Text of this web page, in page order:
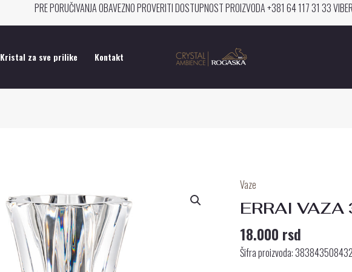
PRE PORUČIVANJA OBAVEZNO PROVERITI DOSTUPNOST PROIZVODA +381 64 117 31 33
Kristal za sve prilike Kontakt
Vaze
ERRAI VAZA
18.000 rsd
Šifra proizvoda:
ERRAI
VAZA
CM
količina